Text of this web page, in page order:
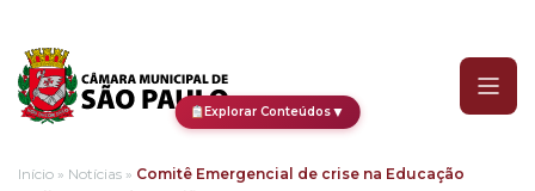
Explorar Conteúdos▼
Início » Notícias » Comitê Emergencial de crise na Educação